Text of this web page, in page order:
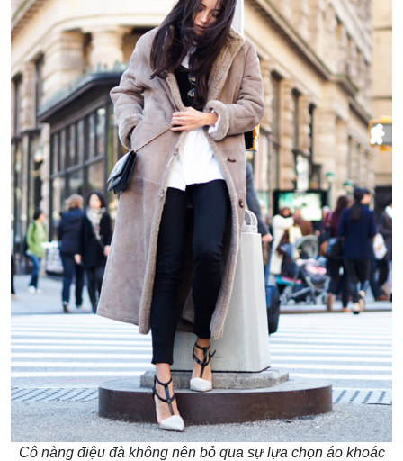
Cô nàng điệu đà không nên bỏ qua sự lựa chọn áo khoác